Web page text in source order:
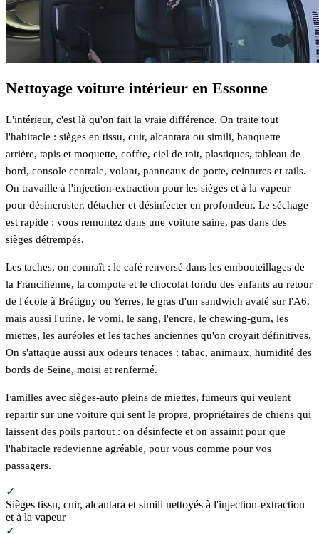
Nettoyage voiture intérieur en Essonne
L'intérieur, c'est là qu'on fait la vraie différence. On traite tout
l'habitacle : sièges en tissu, cuir, alcantara ou simili, banquette
arrière, tapis et moquette, coffre, ciel de toit, plastiques, tableau de
bord, console centrale, volant, panneaux de porte, ceintures et rails.
On travaille à l'injection-extraction pour les sièges et à la vapeur
pour désincruster, détacher et désinfecter en profondeur. Le séchage
est rapide : vous remontez dans une voiture saine, pas dans des
sièges détrempés.
Les taches, on connaît : le café renversé dans les embouteillages de
la Francilienne, la compote et le chocolat fondu des enfants au retour
de l'école à Brétigny ou Yerres, le gras d'un sandwich avalé sur l'A6,
mais aussi l'urine, le vomi, le sang, l'encre, le chewing-gum, les
miettes, les auréoles et les taches anciennes qu'on croyait définitives.
On s'attaque aussi aux odeurs tenaces : tabac, animaux, humidité des
bords de Seine, moisi et renfermé.
Familles avec sièges-auto pleins de miettes, fumeurs qui veulent
repartir sur une voiture qui sent le propre, propriétaires de chiens qui
laissent des poils partout : on désinfecte et on assainit pour que
l'habitacle redevienne agréable, pour vous comme pour vos
passagers.
✓
Sièges tissu, cuir, alcantara et simili nettoyés à l'injection-extraction
et à la vapeur
✓